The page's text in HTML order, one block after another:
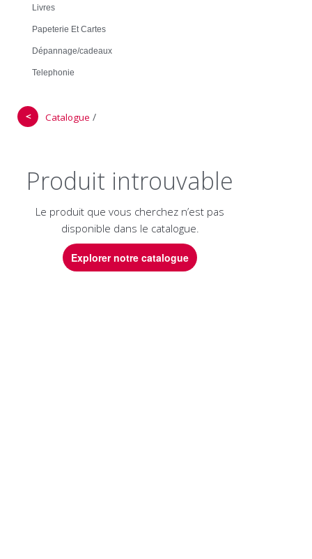
Livres
Papeterie Et Cartes
Dépannage/cadeaux
Telephonie
＜ Catalogue /
Produit introuvable
Le produit que vous cherchez n’est pas
disponible dans le catalogue.
Explorer notre catalogue